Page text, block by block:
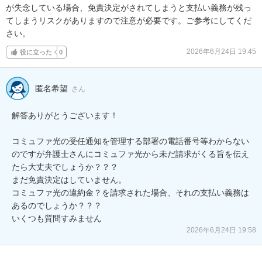
が失念している場合、免責決定がされてしまうと支払い義務が残っ
てしまうリスクがありますので注意が必要です。ご参考にしてくだ
さい。
役に立った 0 2026年6月24日 19:45
匿名希望 さん
解答ありがとうございます！
コミュファ光の受任通知を管理する部署の電話番号等わからない
のですが弁護士さんにコミュファ光から未だ請求がくる旨を伝え
たら大丈夫でしょうか？？？
まだ免責決定はしていません。
コミュファ光の違約金？を請求された場合、それの支払い義務は
あるのでしょうか？？？
いくつも質問すみません
2026年6月24日 19:58